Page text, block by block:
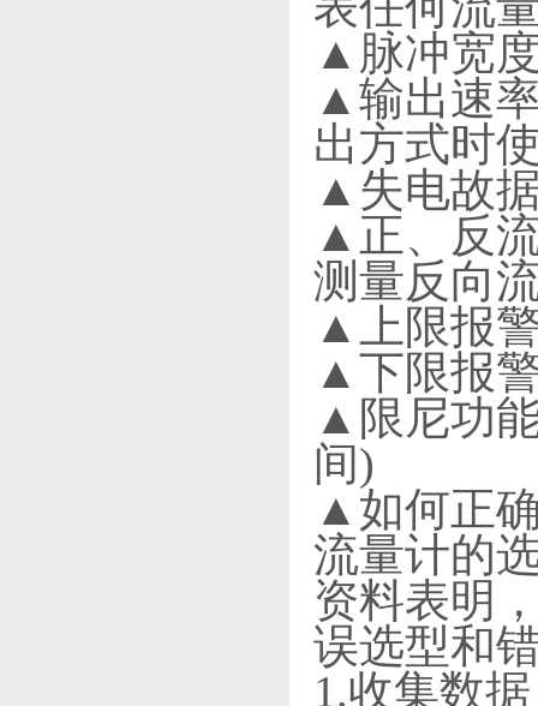
▲脉冲宽
▲输出速
出方式时
▲失电故
▲正、反
测量反向
▲上限报
▲下限报
▲限尼功
间)
▲如何正
流量计的
资料表明
误选型和
1.收集数据